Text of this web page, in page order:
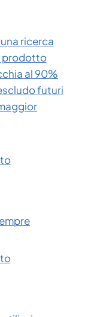
ricerca
prodotto
al 90%
futuri